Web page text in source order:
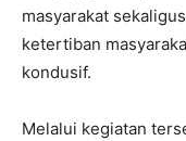
masyarakat
ketertiban
kondusif.
Melalui kegiatan